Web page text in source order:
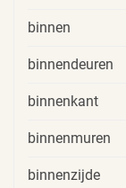
binnen
binnendeuren
binnenkant
binnenmuren
binnenzijde